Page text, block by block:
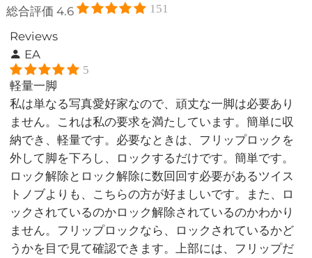
総合評価4.6 151
Reviews
EA
5
軽量一脚
私は単なる写真愛好家なので、頑丈な一脚は必要あり
ません。これは私の要求を満たしています。簡単に収
納でき、軽量です。必要なときは、フリップロックを
外して脚を下ろし、ロックするだけです。簡単です。
ロック解除とロック解除に数回回す必要があるツイス
トノブよりも、こちらの方が好ましいです。また、ロ
ックされているのかロック解除されているのかわかり
ません。フリップロックなら、ロックされているかど
うかを目で見て確認できます。上部には、フリップだ